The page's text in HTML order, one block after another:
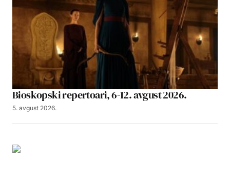
Bioskopski repertoari, 6-12. avgust 2026.
5. avgust 2026.